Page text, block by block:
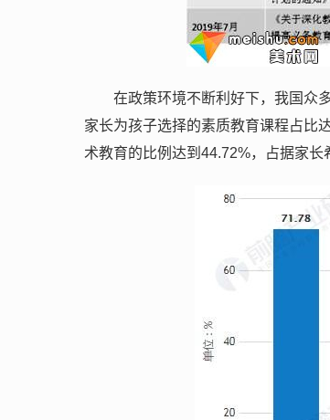
在政策环境不断利好下，我国众
家长为孩子选择的素质教育课程占比
术教育的比例达到44.72%，占据家